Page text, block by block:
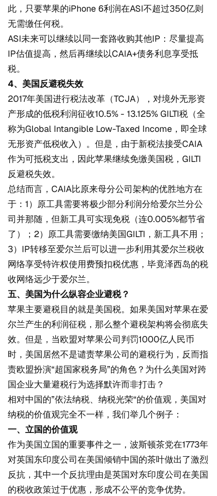
此，只要苹果的iPhone 6利润在ASI不超过350亿则
无需缴任何税。
ASI未来可以继续以同一套路收购其他IP：尽量提高
IP估值提高，然后再继续以CAIA+债务利息享受抵
税。
4、美国反避税失效
2017年美国进行税法改革（TCJA），对境外无形资
产形成的低税利润征收10.5% - 13.125% GILTI税（全
称为Global Intangible Low-Taxed Income，即全球
无形资产低税收入）。但是，由于新税法接受CAIA
作为可抵税支出，因此苹果继续免缴美国税，GILTI
反避税失效。
总结而言，CAIA比原来母分公司架构的优胜地方在
于：1）原工具需要将极少部分利润分给爱尔兰分公
司并那随，但新工具可实现免税（连0.005%都节省
了）；2）原工具需要缴纳美国GILTI，新工具不用；
3）IP转移至爱尔兰后可以进一步利用其爱尔兰税收
网络享受特许权使用费预扣税优惠，毕竟泽西岛的税
收网络远少于爱尔兰。
五、 美国为什么纵容企业避税？
苹果主要避税目的就是美国税。如果美国对苹果在爱
尔兰产生的利润征税，那么整个避税架构将会彻底失
效。但是，当欧盟对苹果公司判罚1000亿人民币
时，美国居然不是谴责苹果公司的避税行为，反而指
责欧盟扮演“超国家税务局”的角色？为什么美国对跨
国企业大量避税行为选择默许而非打击？
相对中国的”依法纳税、纳税光荣“的价值观，美国对
纳税的价值观完全不一样，我们举几个例子：
一、立国的价值观
作为美国立国的重要事件之一，波斯顿茶党在1773年
对英国东印度公司在美国倾销中国的茶叶做出了激烈
反抗，其中一个反抗理由是英国对东印度公司在美国
的税收政策过于优惠，形成不公平的竞争优势。